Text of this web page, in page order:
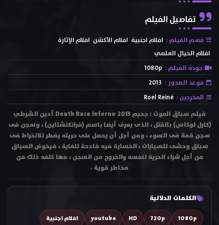
تفاصيل الفيلم
قسم الفيلم : افلام اجنبية افلام الأكشن افلام الإثارة
افلام الخيال العلمي
جودة الفيلم : 1080p
موعد الصدور : 2013
المخرجين : Roel Reiné
فيلم سباق الموت : جحيم Death Race Inferno 2013 أدين الشرطي
(كارل لوكاس) بالقتل ، الذى يعرف أيضا باسم (فرانكنشتاين) ، وسجن فى
سجن قمة فى السوء ، ومن أجل أن يحصل على حريته يضطر للانخراط فى
سباق وحشى للسيارات ، الخسارة فيه فادحة للغاية ، فيخوض السباق
من أجل شراء الحرية لنفسه والخروج من السجن ، مها كلفه ذلك من
مخاطر قوية .
الكلمات الدلالية
1080p
720p
HD
youtube
افلام اجنبية